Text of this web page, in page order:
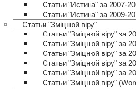
Статьи "Истина" за 2007-
Статьи "Истина" за 2009-
Статьи "Зміцнюй віру"
Статьи "Зміцнюй віру" за
Статьи "Зміцнюй віру" за
Статьи "Зміцнюй віру" за
Статьи "Зміцнюй віру" за
Статьи "Зміцнюй віру" за
Статьи "Зміцнюй віру"